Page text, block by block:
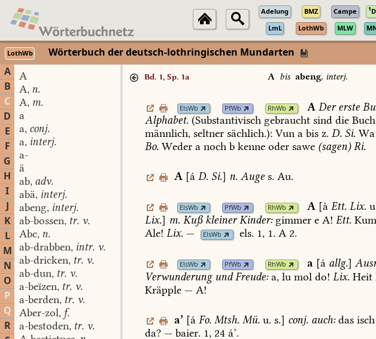
Adelung BMZ Campe 1
LmL
LothWb MLW
LothWb Wörterbuch der deutsch-lothringischen Mundarten
A
B
C
D
E
F
G
H
I
J
K
L
M
N
O
P
Q
R
A
A, n.
A, m.
a
a, conj.
a, interj.
a-
ä
ab, adv.
abä, interj.
abeng, interj.
ab-bossen, tr. v.
Abc, n.
ab-drabben, intr. v.
ab-dricken, tr. v.
ab-dun, tr. v.
a-beïzen, tr. v.
a-berden, tr. v.
Aber-zol, f.
a-bestoden, tr. v.
Bd. 1, Sp. 1a A bis abeng, interj.
ElsWb PfWb RhWb A Dererste
Alphabet. (Substantivisch gebraucht sind die
männlich, seltner sächlich.): Vun a bis z. D. Si. Wa
Bo. Weder a noch b kenne oder sawe (sagen) Ri.
A [á D. Si.] n. Auges. Au.
ElsWb PfWb RhWb A [à Ett. Lix.
Lix.] m. KußkleinerKinder:gimmer e A! Ett.
Ale! Lix. — ElsWb els. 1, 1. A 2.
ElsWb PfWb RhWb a [á allg.]
VerwunderungundFreude:a, lu mol do! Lix. Heit
Kräpple — A!
a’ [á Fo. Mtsh. Mü.u. s.] conj. auch:dasisch
da? — baier. 1, 24 á’.